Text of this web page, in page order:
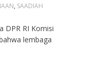
, SAADIAH
DPR RI Komisi
lembaga